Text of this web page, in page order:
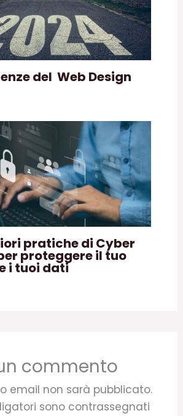
del Web Design
pratiche di Cyber
proteggere il tuo
i tuoi dati
commento
email non sarà pubblicato.
sono contrassegnati